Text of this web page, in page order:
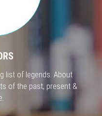
list of legends. About
of the past, present &